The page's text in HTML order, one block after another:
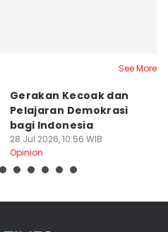
See More
Gerakan Kecoak dan
Pelajaran Demokrasi
bagi Indonesia
28 Jul 2026, 10:56 WIB
Opinion